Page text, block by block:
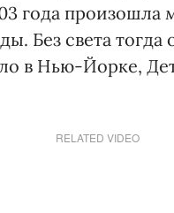
года произошла
Без света
в Нью-Йорке,
RELATED VIDEO